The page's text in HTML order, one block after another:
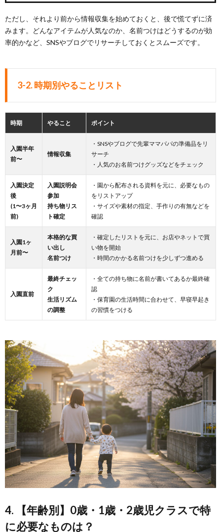
ただし、それより前から情報収集を始めておくと、後で慌てずに済
みます。どんなアイテムが人気なのか、名前つけはどうするのが効
率的かなど、SNSやブログでリサーチしておくとスムーズです。
3-2. 時期別やることリスト
時期 やること ポイント
入園半年
前〜
情報収集
・SNSやブログで先輩ママパパの準備品をリ
サーチ
・人気のお名前つけグッズなどをチェック
入園決定
後
(1〜3ヶ月
前)
入園説明会
参加
持ち物リス
ト確定
・園から配布される資料を元に、必要なもの
をリストアップ
・サイズや素材の指定、手作りの有無などを
確認
入園1ヶ
月前〜
本格的な買
い出し
名前つけ
・確定したリストを元に、お店やネットで買
い物を開始
・時間のかかる名前つけを少しずつ進める
入園直前
最終チェッ
ク
生活リズム
の調整
・全ての持ち物に名前が書いてあるか最終確
認
・保育園の生活時間に合わせて、早寝早起き
の習慣をつける
4. 【年齢別】0歳・1歳・2歳児クラスで特
に必要なものは？